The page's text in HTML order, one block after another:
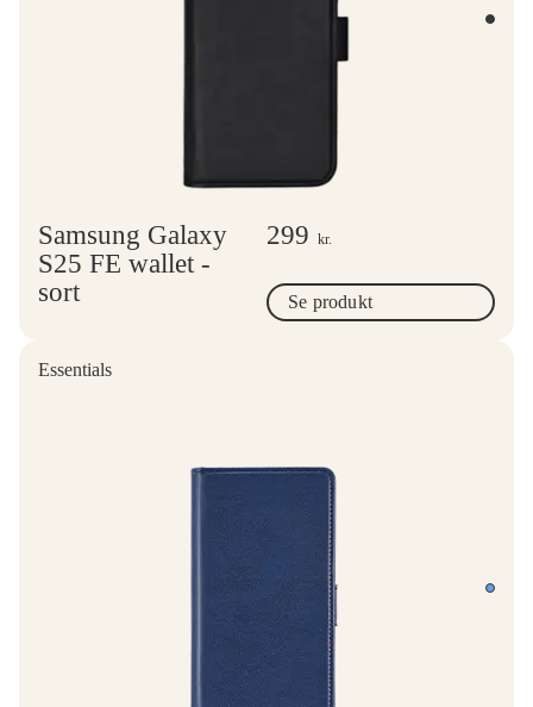
Samsung Galaxy
S25 FE wallet -
sort
299 kr.
Se produkt
Essentials